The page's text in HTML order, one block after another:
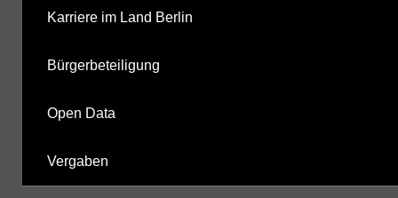
Karriere im Land Berlin
Bürgerbeteiligung
Open Data
Vergaben